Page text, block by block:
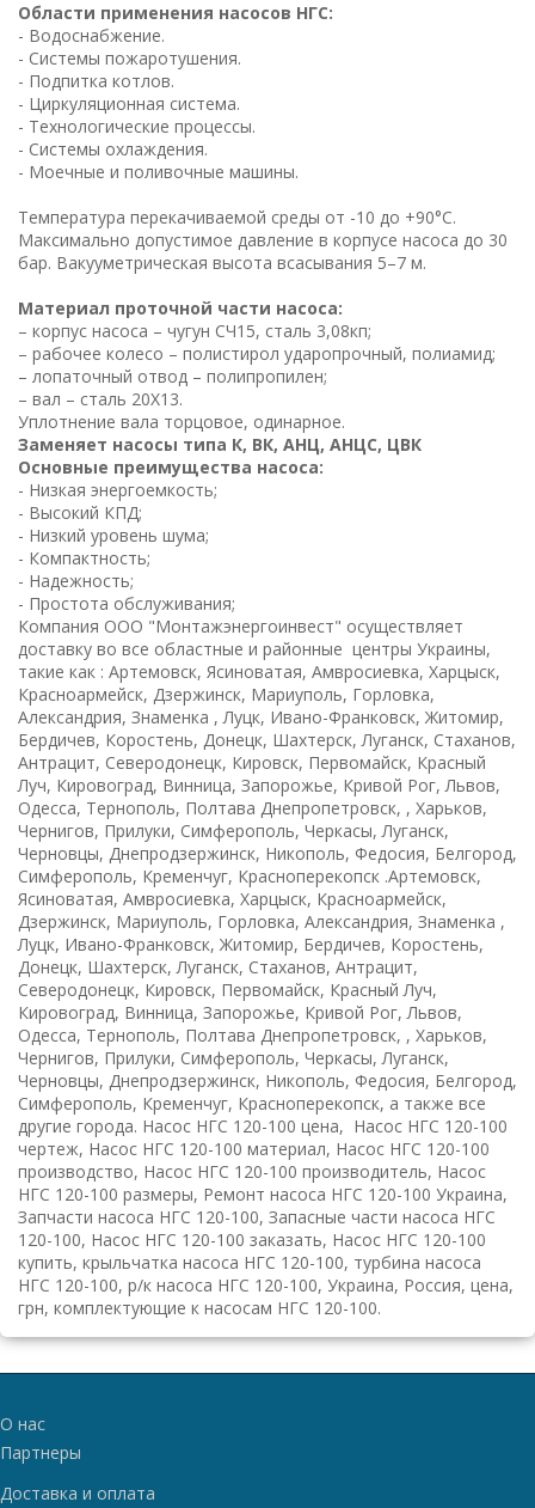
Области применения насосов НГС:
- Водоснабжение.
- Системы пожаротушения.
- Подпитка котлов.
- Циркуляционная система.
- Технологические процессы.
- Системы охлаждения.
- Моечные и поливочные машины.
Температура перекачиваемой среды от -10 до +90°С.
Максимально допустимое давление в корпусе насоса до 30
бар. Вакууметрическая высота всасывания 5–7 м.
Материал проточной части насоса:
– корпус насоса – чугун СЧ15, сталь 3,08кп;
– рабочее колесо – полистирол ударопрочный, полиамид;
– лопаточный отвод – полипропилен;
– вал – сталь 20Х13.
Уплотнение вала торцовое, одинарное.
Заменяет насосы типа К, ВК, АНЦ, АНЦС, ЦВК
Основные преимущества насоса:
- Низкая энергоемкость;
- Высокий КПД;
- Низкий уровень шума;
- Компактность;
- Надежность;
- Простота обслуживания;
Компания ООО "Монтажэнергоинвест" осуществляет
доставку во все областные и районные центры Украины,
такие как : Артемовск, Ясиноватая, Амвросиевка, Харцыск,
Красноармейск, Дзержинск, Мариуполь, Горловка,
Александрия, Знаменка , Луцк, Ивано-Франковск, Житомир,
Бердичев, Коростень, Донецк, Шахтерск, Луганск, Стаханов,
Антрацит, Северодонецк, Кировск, Первомайск, Красный
Луч, Кировоград, Винница, Запорожье, Кривой Рог, Львов,
Одесса, Тернополь, Полтава Днепропетровск, , Харьков,
Чернигов, Прилуки, Симферополь, Черкасы, Луганск,
Черновцы, Днепродзержинск, Никополь, Федосия, Белгород,
Симферополь, Кременчуг, Красноперекопск .Артемовск,
Ясиноватая, Амвросиевка, Харцыск, Красноармейск,
Дзержинск, Мариуполь, Горловка, Александрия, Знаменка ,
Луцк, Ивано-Франковск, Житомир, Бердичев, Коростень,
Донецк, Шахтерск, Луганск, Стаханов, Антрацит,
Северодонецк, Кировск, Первомайск, Красный Луч,
Кировоград, Винница, Запорожье, Кривой Рог, Львов,
Одесса, Тернополь, Полтава Днепропетровск, , Харьков,
Чернигов, Прилуки, Симферополь, Черкасы, Луганск,
Черновцы, Днепродзержинск, Никополь, Федосия, Белгород,
Симферополь, Кременчуг, Красноперекопск, а также все
другие города. Насос НГС 120-100 цена, Насос НГС 120-100
чертеж, Насос НГС 120-100 материал, Насос НГС 120-100
производство, Насос НГС 120-100 производитель, Насос
НГС 120-100 размеры, Ремонт насоса НГС 120-100 Украина,
Запчасти насоса НГС 120-100, Запасные части насоса НГС
120-100, Насос НГС 120-100 заказать, Насос НГС 120-100
купить, крыльчатка насоса НГС 120-100, турбина насоса
НГС 120-100, р/к насоса НГС 120-100, Украина, Россия, цена,
грн, комплектующие к насосам НГС 120-100.
О нас
Партнеры
Доставка и оплата